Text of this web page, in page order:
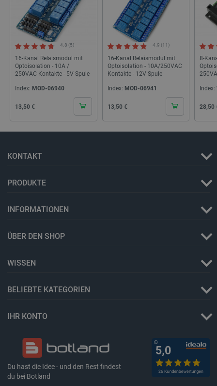
4.8 (5)
16-Kanal Relaismodul mit
Optoisolation - 10A /
250VAC Kontakte - 5V Spule
Index: MOD-06940
Cena
13,50 €
4.9 (11)
16-Kanal Relaismodul mit
Optoisolation - 10A/250VAC
Kontakte - 12V Spule
Index: MOD-06941
Cena
13,50 €
8-
17658
Index:
Cena
28,50
KONTAKT
PRODUKTE
INFORMATIONEN
ÜBER DEN SHOP
WISSEN
BELIEBTE KATEGORIEN
IHR KONTO
Du hast die Idee - und den Rest findest
du bei Botland
_smvs
49
critCartData botland.de
9
50
PHPSESSID
PHP.net
Storage declaration
Name Storage type